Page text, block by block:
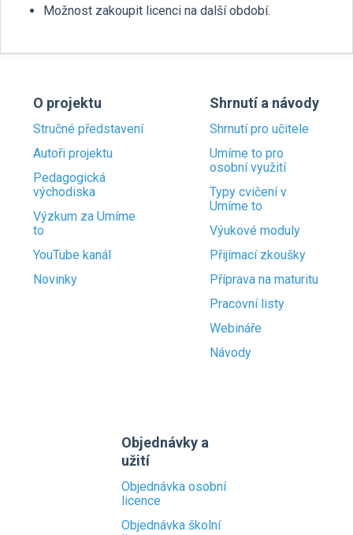
Možnost zakoupit licenci na další období.
O projektu
Stručné představení
Autoři projektu
Pedagogická
východiska
Výzkum za Umíme
to
YouTube kanál
Novinky
Shrnutí a návody
Shrnutí pro učitele
Umíme to pro
osobní využití
Typy cvičení v
Umíme to
Výukové moduly
Přijímací zkoušky
Příprava na maturitu
Pracovní listy
Webináře
Návody
Objednávky a
užití
Objednávka osobní
licence
Objednávka školní